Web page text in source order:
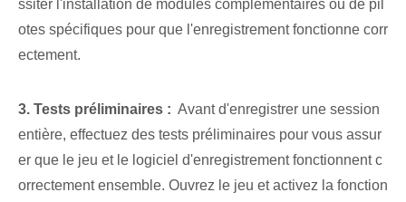
ssiter l'installation de modules complémentaires ou de pil
otes spécifiques pour que l'enregistrement fonctionne corr
ectement.
3. Tests préliminaires : ​ Avant d'enregistrer une session
entière, effectuez des tests préliminaires pour vous assur
er que le jeu et le logiciel d'enregistrement fonctionnent c
orrectement ensemble. Ouvrez le jeu et activez la fonction